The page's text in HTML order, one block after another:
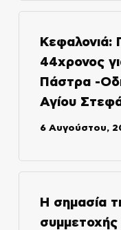
Κεφαλονιά:
44χρονος
Πάστρα -
Αγίου
6 Αυγούστου,
Η σημασία